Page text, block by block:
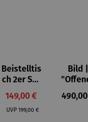
Beistelltis
ch 2er Set
– Dalias
Verkaufspreis:
149,00 €
UVP Regulärer Preis:
199,00 €
Bild |